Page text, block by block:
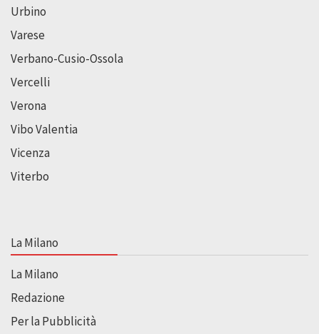
Urbino
Varese
Verbano-Cusio-Ossola
Vercelli
Verona
Vibo Valentia
Vicenza
Viterbo
La Milano
La Milano
Redazione
Per la Pubblicità